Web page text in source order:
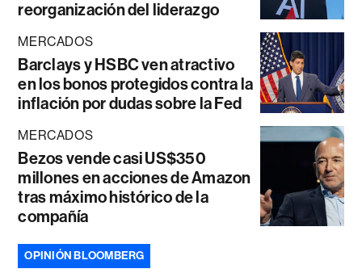
reorganización del liderazgo
MERCADOS
Barclays y HSBC ven atractivo
en los bonos protegidos contra la
inflación por dudas sobre la Fed
MERCADOS
Bezos vende casi US$350
millones en acciones de Amazon
tras máximo histórico de la
compañía
OPINIÓN BLOOMBERG